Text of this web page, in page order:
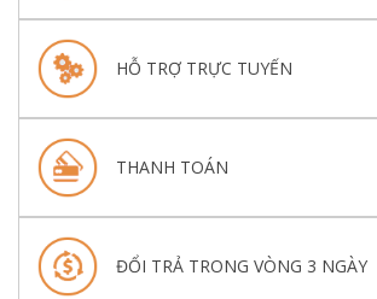
HỖ TRỢ TRỰC TUYẾN
THANH TOÁN
ĐỔI TRẢ TRONG VÒNG 3 NGÀY